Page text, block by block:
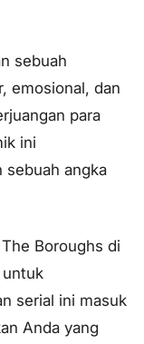
sebuah
emosional, dan
para
ini
sebuah angka
Boroughs di
untuk
serial ini masuk
Anda yang